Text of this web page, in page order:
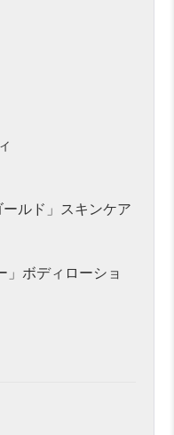
ルド」スキンケア
」ボディローショ